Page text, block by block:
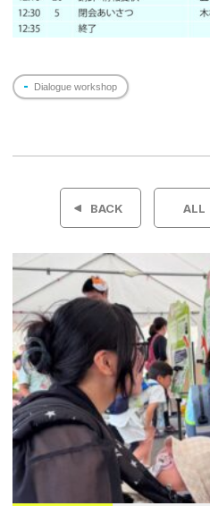
Dialogue workshop
投
ビ
ゲ
ー
シ
ョ
ン
BACK ALL